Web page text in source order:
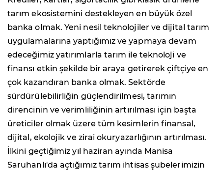
tarım ekosistemini destekleyen en büyük özel
banka olmak. Yeni nesil teknolojiler ve dijital tarım
uygulamalarına yaptığımız ve yapmaya devam
edeceğimiz yatırımlarla tarım ile teknoloji ve
finansı etkin şekilde bir araya getirerek çiftçiye en
çok kazandıran banka olmak. Sektörde
sürdürülebilirliğin güçlendirilmesi, tarımın
direncinin ve verimliliğinin artırılması için başta
üreticiler olmak üzere tüm kesimlerin finansal,
dijital, ekolojik ve zirai okuryazarlığının artırılması.
İlkini geçtiğimiz yıl haziran ayında Manisa
Saruhanlı'da açtığımız tarım ihtisas şubelerimizin